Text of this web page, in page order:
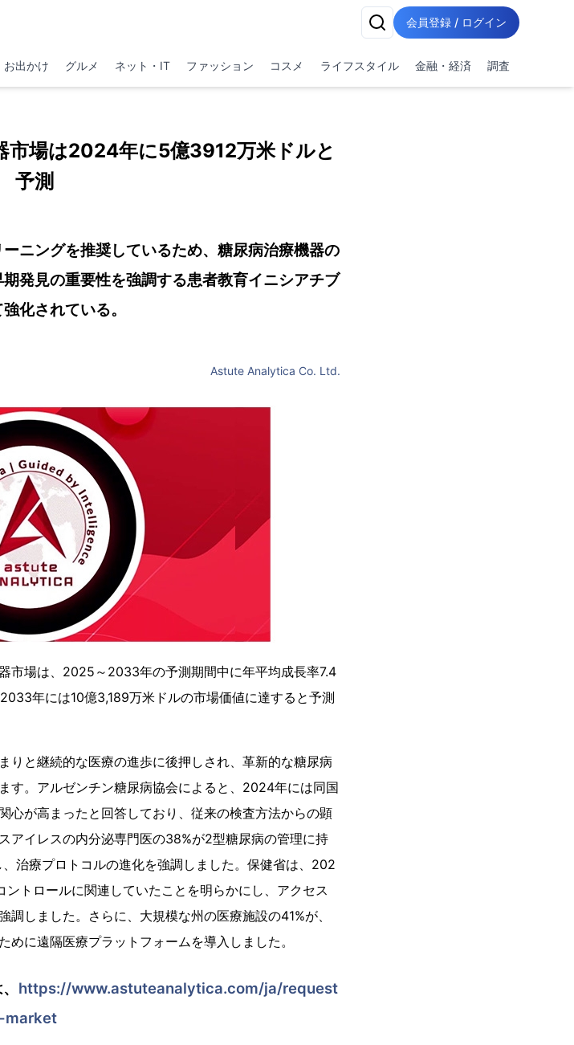
会員登録 / ログイン
お出かけ グルメ ネット・IT ファッション コスメ ライフスタイル 金融・経済 調査
市場は2024年に5億3912万米ドルと
予測
ニングを推奨しているため、糖尿病治療機器の
発見の重要性を強調する患者教育イニシアチブ
化されている。
Astute Analytica Co. Ltd.
市場は、2025～2033年の予測期間中に年平均成長率7.4
年には10億3,189万米ドルの市場価値に達すると予測
りと継続的な医療の進歩に後押しされ、革新的な糖尿病
す。アルゼンチン糖尿病協会によると、2024年には同国
心が高まったと回答しており、従来の検査方法からの顕
アイレスの内分泌専門医の38%が2型糖尿病の管理に持
治療プロトコルの進化を強調しました。保健省は、202
トロールに関連していたことを明らかにし、アクセス
しました。さらに、大規模な州の医療施設の41%が、
に遠隔医療プラットフォームを導入しました。
https://www.astuteanalytica.com/ja/request
market